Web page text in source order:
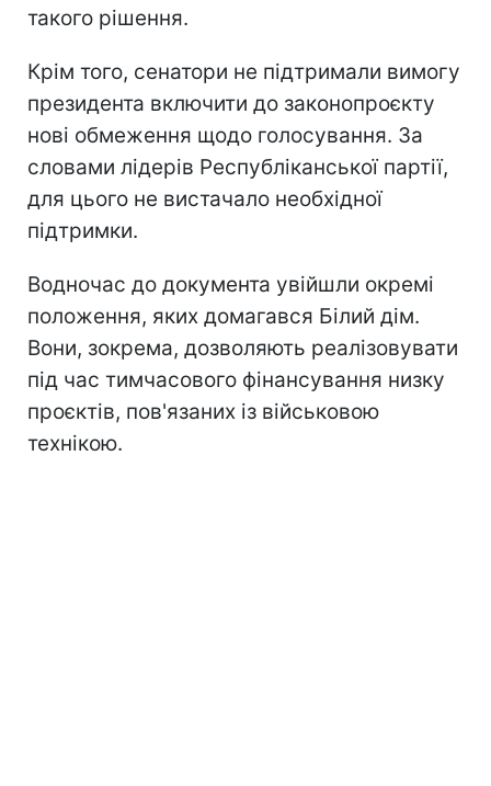
такого рішення.
Крім того, сенатори не підтримали вимогу
президента включити до законопроєкту
нові обмеження щодо голосування. За
словами лідерів Республіканської партії,
для цього не вистачало необхідної
підтримки.
Водночас до документа увійшли окремі
положення, яких домагався Білий дім.
Вони, зокрема, дозволяють реалізовувати
під час тимчасового фінансування низку
проєктів, пов'язаних із військовою
технікою.